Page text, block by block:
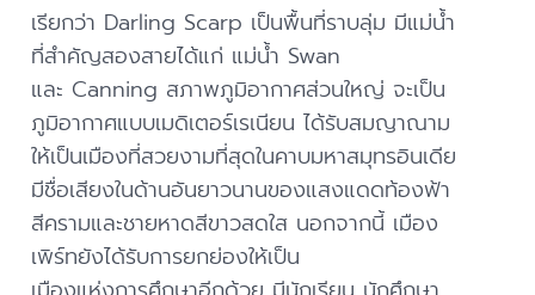
เรียกว่า Darling Scarp เป็นพื้นที่ราบลุ่ม มีแม่น้ำ
ที่สำคัญสองสายได้แก่ แม่น้ำ Swan
และ Canning สภาพภูมิอากาศส่วนใหญ่ จะเป็น
ภูมิอากาศแบบเมดิเตอร์เรเนียน ได้รับสมญาณาม
ให้เป็นเมืองที่สวยงามที่สุดในคาบมหาสมุทรอินเดีย
มีชื่อเสียงในด้านอันยาวนานของแสงแดดท้องฟ้า
สีครามและชายหาดสีขาวสดใส นอกจากนี้ เมือง
เพิร์ทยังได้รับการยกย่องให้เป็น